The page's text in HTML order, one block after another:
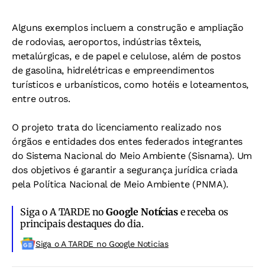
Alguns exemplos incluem a construção e ampliação
de rodovias, aeroportos, indústrias têxteis,
metalúrgicas, e de papel e celulose, além de postos
de gasolina, hidrelétricas e empreendimentos
turísticos e urbanísticos, como hotéis e loteamentos,
entre outros.
O projeto trata do licenciamento realizado nos
órgãos e entidades dos entes federados integrantes
do Sistema Nacional do Meio Ambiente (Sisnama). Um
dos objetivos é garantir a segurança jurídica criada
pela Política Nacional de Meio Ambiente (PNMA).
Siga o A TARDE noGoogle Notíciase receba os
principais destaques do dia.
Siga o A TARDE no Google Noticias